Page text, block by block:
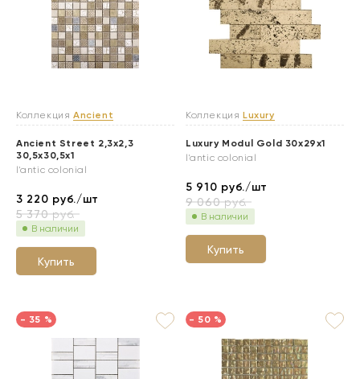
Коллекция Ancient
Ancient Street 2,3x2,3
30,5x30,5x1
l'antic colonial
3 220 руб./шт
5 370руб.
В наличии
Купить
Коллекция Luxury
Luxury Modul Gold 30x29x1
l'antic colonial
5 910 руб./шт
9 060руб.
В наличии
Купить
- 35 % - 50 %